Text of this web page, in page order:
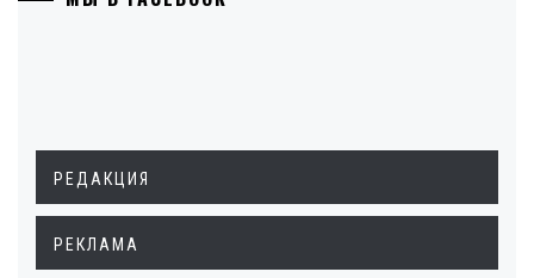
РЕДАКЦИЯ
РЕКЛАМА